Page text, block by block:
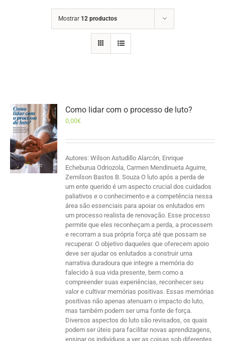
Mostrar 12 productos
Como lidar com o processo de luto?
0,00€
Autores: Wilson Astudillo Alarcón, Enrique
Echeburua Odriozola, Carmen Mendinueta Aguirre,
Zemilson Bastos B. Souza O luto após a perda de
um ente querido é um aspecto crucial dos cuidados
paliativos e o conhecimento e a competência nessa
área são essenciais para apoiar os enlutados em
um processo realista de renovação. Esse processo
permite que eles reconheçam a perda, a processem
e recorram a sua própria força até que possam se
recuperar. O objetivo daqueles que oferecem apoio
deve ser ajudar os enlutados a construir uma
narrativa duradoura que integre a memória do
falecido à sua vida presente, bem como a
compreender suas experiências, reconhecer seu
valor e cultivar memórias positivas. Essas memórias
positivas não apenas atenuam o impacto do luto,
mas também podem ser uma fonte de força.
Diversos aspectos do luto são revisados, os quais
podem ser úteis para facilitar novas aprendizagens,
ensinar os indivíduos a ver as coisas sob diferentes